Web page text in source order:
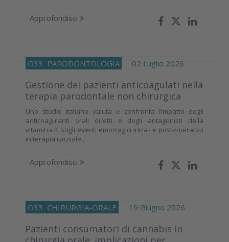
Approfondisci
O33 PARODONTOLOGIA 02 Luglio 2026
Gestione dei pazienti anticoagulati nella
terapia parodontale non chirurgica
Uno studio italiano valuta e confronta l’impatto degli
anticoagulanti orali diretti e degli antagonisti della
vitamina K sugli eventi emorragici intra- e post-operatori
in terapia causale...
Approfondisci
O33 CHIRURGIA-ORALE 19 Giugno 2026
Pazienti consumatori di cannabis in